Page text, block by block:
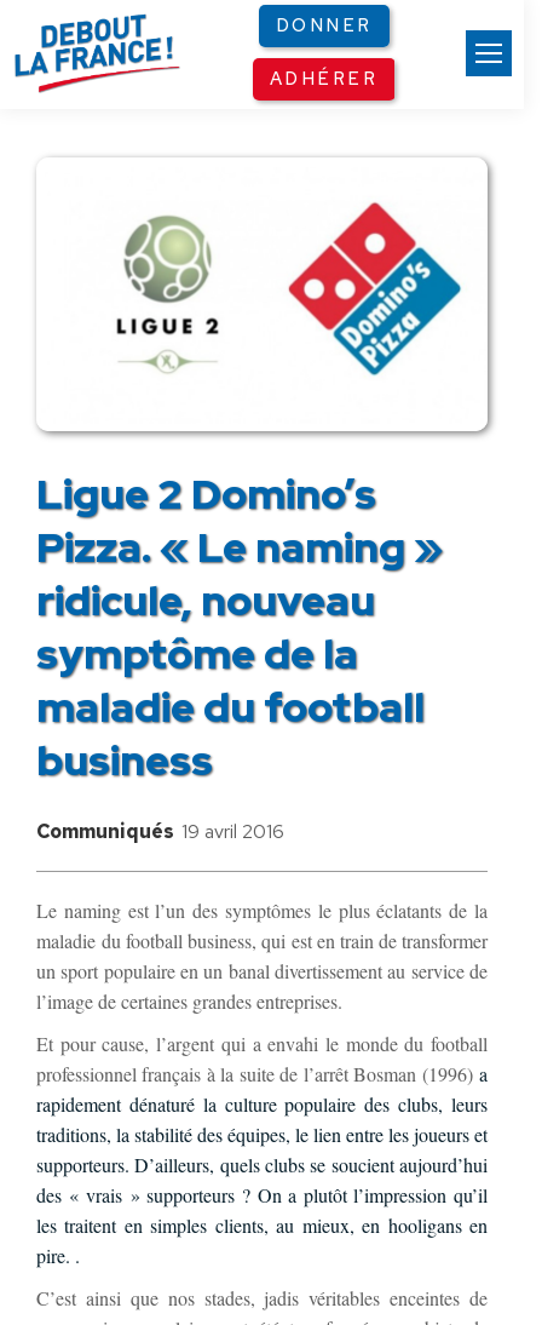
DONNER
ADHÉRER
Ligue 2 Domino’s
Pizza. « Le naming »
ridicule, nouveau
symptôme de la
maladie du football
business
Communiqués 19 avril 2016
Le naming est l’un des symptômes le plus éclatants de la
maladie du football business, qui est en train de transformer
un sport populaire en un banal divertissement au service de
l’image de certaines grandes entreprises.
Et pour cause, l’argent qui a envahi le monde du football
professionnel français à la suite de l’arrêt Bosman (1996) a
rapidement dénaturé la culture populaire des clubs, leurs
traditions, la stabilité des équipes, le lien entre les joueurs et
supporteurs. D’ailleurs, quels clubs se soucient aujourd’hui
des « vrais » supporteurs ? On a plutôt l’impression qu’il
les traitent en simples clients, au mieux, en hooligans en
pire. .
C’est ainsi que nos stades, jadis véritables enceintes de
Panneau de gestion des cookies